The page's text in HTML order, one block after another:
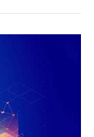
网站对企业有
做网站之前，